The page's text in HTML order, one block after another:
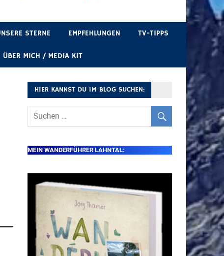
STERNE EMPFEHLUNGEN TV-TIPPS
ÜBER MICH / MEDIA KIT
HIER KANNST DU IM BLOG SUCHEN:
MEIN WANDERFÜHRER LAHNTAL: